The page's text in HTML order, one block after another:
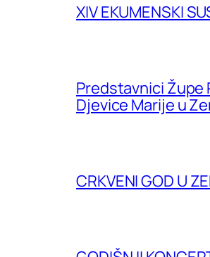
XIV EKUMENSKI
Predstavnici Župe
Djevice Marije u
CRKVENI GOD U